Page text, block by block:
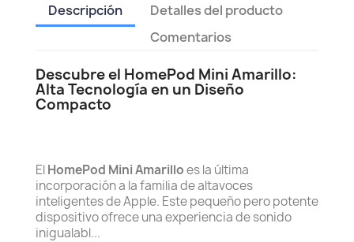
Descripción
Detalles del producto
Comentarios
Descubre el HomePod Mini Amarillo:
Alta Tecnología en un Diseño
Compacto
ElHomePod Mini Amarilloes la última
incorporación a la familia de altavoces
inteligentes de Apple. Este pequeño pero potente
dispositivo ofrece una experiencia de sonido
inigualabl...